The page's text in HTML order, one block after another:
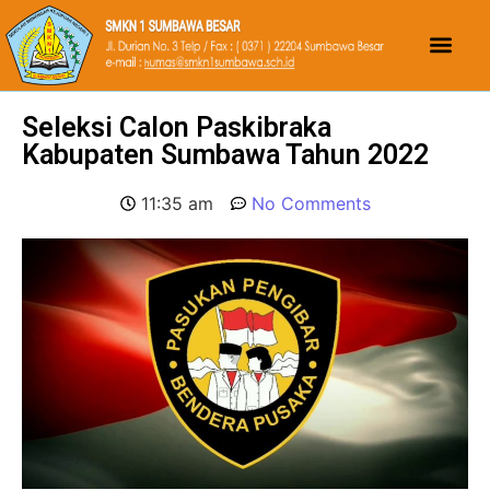
Seleksi Calon Paskibraka
Kabupaten Sumbawa Tahun 2022
11:35 am No Comments